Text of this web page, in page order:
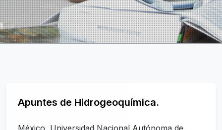
Apuntes de Hidrogeoquímica.
México, Universidad Nacional Autónoma de